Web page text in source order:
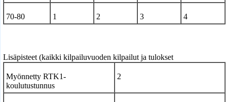
70-80 1 2 3 4
Lisäpisteet (kaikki kilpailuvuoden kilpailut ja tulokset
Myönnetty RTK1-
koulutustunnus
2